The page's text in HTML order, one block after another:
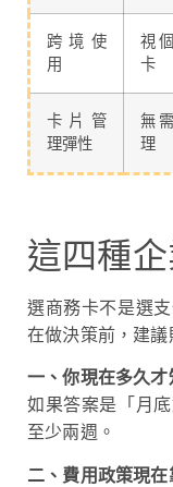
跨境使
用
視
卡
卡片管
理彈性
無
理
這四種
選商務卡不是選
在做決策前，建議
一、你現在多久才
如果答案是「月
至少兩週。
二、費用政策現在